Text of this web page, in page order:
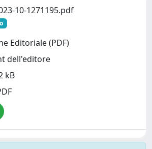
10-1271195.pdf
Editoriale (PDF)
dell'editore
kB